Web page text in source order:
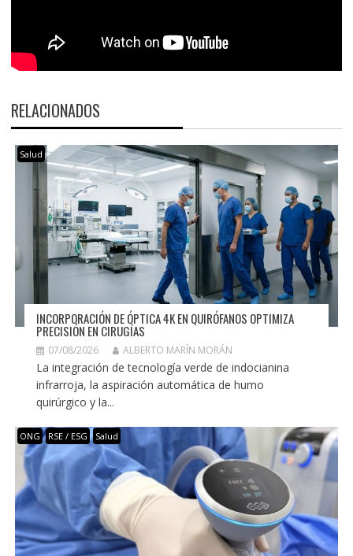
RELACIONADOS
Salud
INCORPORACIÓN DE ÓPTICA 4K EN QUIRÓFANOS OPTIMIZA
PRECISIÓN EN CIRUGÍAS
07/08/2026 ALBERTO MARÍN MORÁN
La integración de tecnología verde de indocianina
infrarroja, la aspiración automática de humo
quirúrgico y la...
ONG RSE / ESG Salud